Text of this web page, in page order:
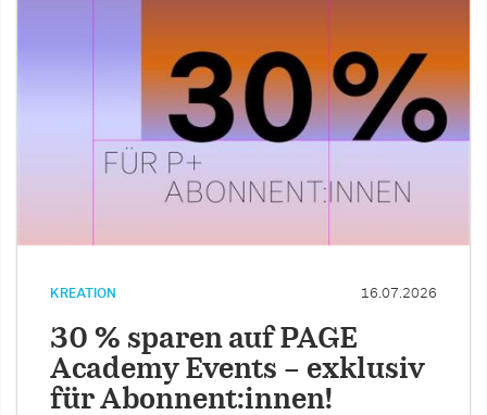
KREATION 16.07.2026
30 % sparen auf PAGE
Academy Events – exklusiv
für Abonnent:innen!